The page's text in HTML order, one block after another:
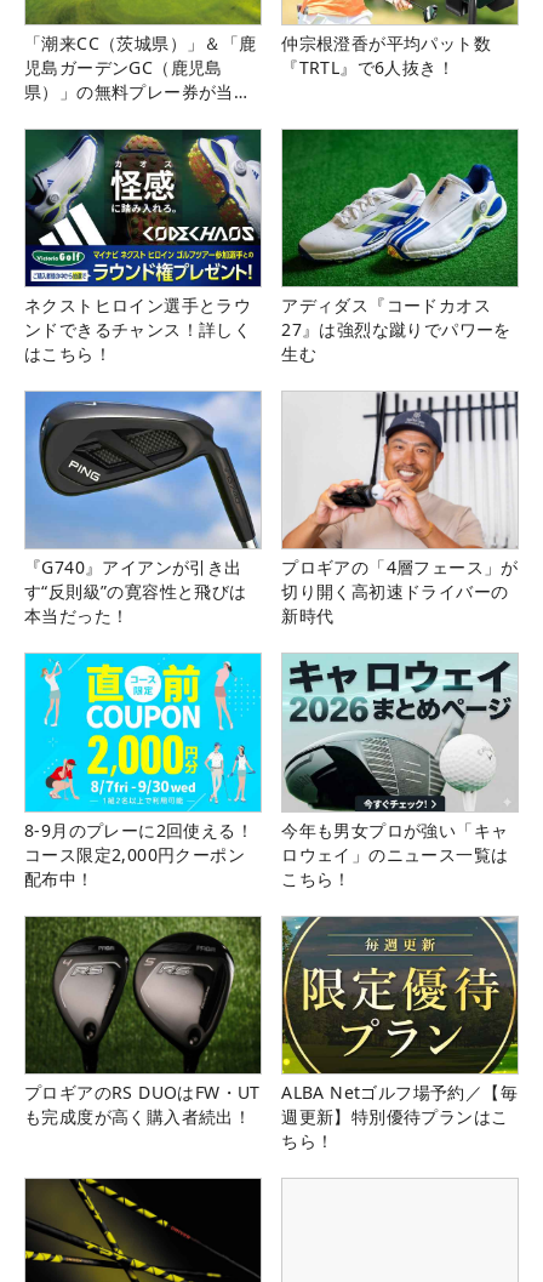
「潮来CC（茨城県）」＆「鹿
児島ガーデンGC（鹿児島
県）」の無料プレー券が当た
仲宗根澄香が平均パット数
『TRTL』で6人抜き！
ネクストヒロイン選手とラウ
ンドできるチャンス！詳しく
はこちら！
アディダス『コードカオス
27』は強烈な蹴りでパワーを
生む
『G740』アイアンが引き出
す“反則級”の寛容性と飛びは
本当だった！
プロギアの「4層フェース」が
切り開く高初速ドライバーの
新時代
8-9月のプレーに2回使える！
コース限定2,000円クーポン
配布中！
今年も男女プロが強い「キャ
ロウェイ」のニュース一覧は
こちら！
プロギアのRS DUOはFW・UT
も完成度が高く購入者続出！
ALBA Netゴルフ場予約／【毎
週更新】特別優待プランはこ
ちら！